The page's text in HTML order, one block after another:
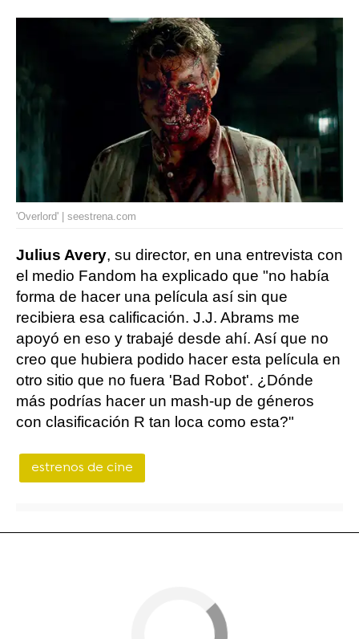
'Overlord' | seestrena.com
Julius Avery, su director, en una entrevista con
el medio Fandom ha explicado que "no había
forma de hacer una película así sin que
recibiera esa calificación. J.J. Abrams me
apoyó en eso y trabajé desde ahí. Así que no
creo que hubiera podido hacer esta película en
otro sitio que no fuera 'Bad Robot'. ¿Dónde
más podrías hacer un mash-up de géneros
con clasificación R tan loca como esta?"
estrenos de cine